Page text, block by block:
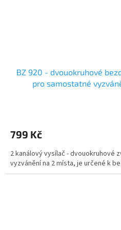
BZ 920 - dvouokruhové
pro samostatné
799 Kč
2 kanálový vysílač - dvouokruhové
vyzvánění na 2 místa, je určené k